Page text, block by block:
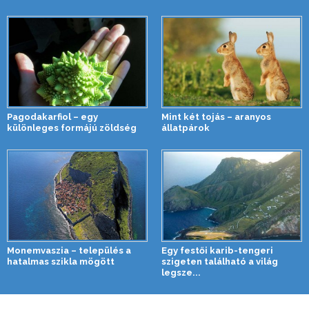
Pagodakarfiol – egy
különleges formájú zöldség
Mint két tojás – aranyos
állatpárok
Monemvaszia – település a
hatalmas szikla mögött
Egy festői karib-tengeri
szigeten található a világ
legsze...